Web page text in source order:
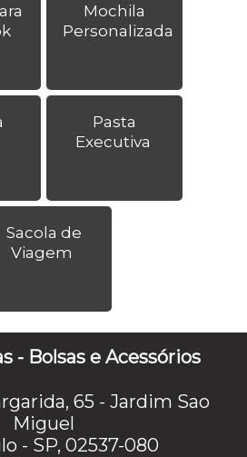
Mochila
Personalizada
Pasta
Executiva
Sacola de
Viagem
- Bolsas e Acessórios
65 - Jardim Sao
Miguel
- SP, 02537-080